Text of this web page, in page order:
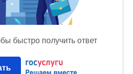
быстро получить ответ